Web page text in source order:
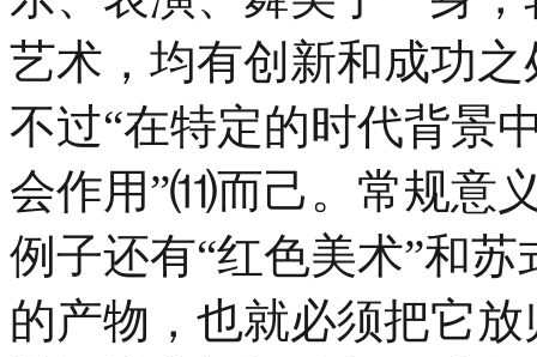
艺术，均有创新和成功
不过“在特定的时代背景
会作用”⑾而己。常规意
例子还有“红色美术”和
的产物，也就必须把它